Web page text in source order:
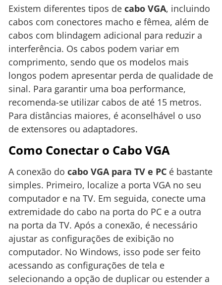
Existem diferentes tipos de cabo VGA, incluindo
cabos com conectores macho e fêmea, além de
cabos com blindagem adicional para reduzir a
interferência. Os cabos podem variar em
comprimento, sendo que os modelos mais
longos podem apresentar perda de qualidade de
sinal. Para garantir uma boa performance,
recomenda-se utilizar cabos de até 15 metros.
Para distâncias maiores, é aconselhável o uso
de extensores ou adaptadores.
Como Conectar o Cabo VGA
A conexão do cabo VGA para TV e PC é bastante
simples. Primeiro, localize a porta VGA no seu
computador e na TV. Em seguida, conecte uma
extremidade do cabo na porta do PC e a outra
na porta da TV. Após a conexão, é necessário
ajustar as configurações de exibição no
computador. No Windows, isso pode ser feito
acessando as configurações de tela e
selecionando a opção de duplicar ou estender a